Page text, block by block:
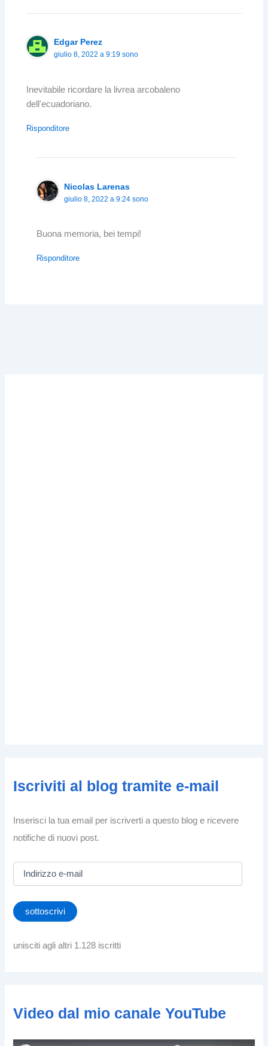
Edgar Perez
giulio 8, 2022 a 9:19 sono
Inevitabile ricordare la livrea arcobaleno
dell'ecuadoriano.
Risponditore
Nicolas Larenas
giulio 8, 2022 a 9:24 sono
Buona memoria, bei tempi!
Risponditore
Iscriviti al blog tramite e-mail
Inserisci la tua email per iscriverti a questo blog e ricevere
notifiche di nuovi post.
i
r
z
a
sottoscrivi
unisciti agli altri 1.128 iscritti
Video dal mio canale YouTube